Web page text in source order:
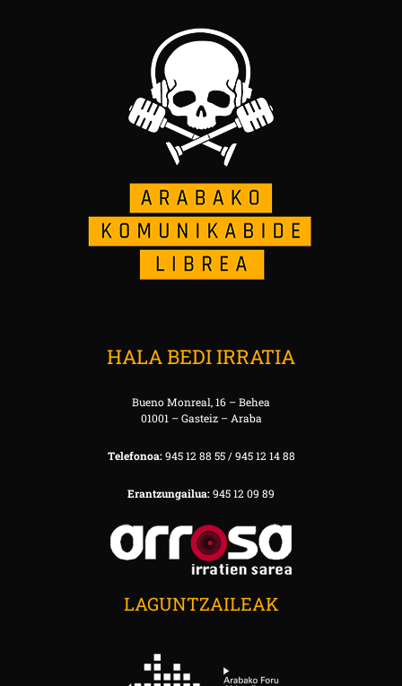
HALA BEDI IRRATIA
Bueno Monreal, 16 – Behea
01001 – Gasteiz – Araba
Telefonoa:945 12 88 55 / 945 12 14 88
Erantzungailua:945 12 09 89
LAGUNTZAILEAK